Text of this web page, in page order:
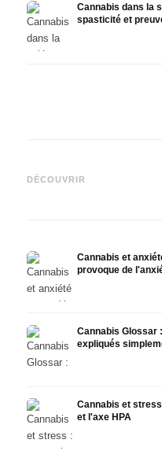
Cannabis dans la
spasticité et
DÉCOUVRIR
CBD, Epidiolex et l'état actuel
Cannabis et
provoque de
Cannabis Glossar
expliqués
Cannabis et
et l'axe HPA